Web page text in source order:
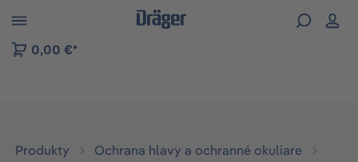
to B2B platform navigation
0,00 €*
Produkty
Ochrana hlavy a ochranné okuliare